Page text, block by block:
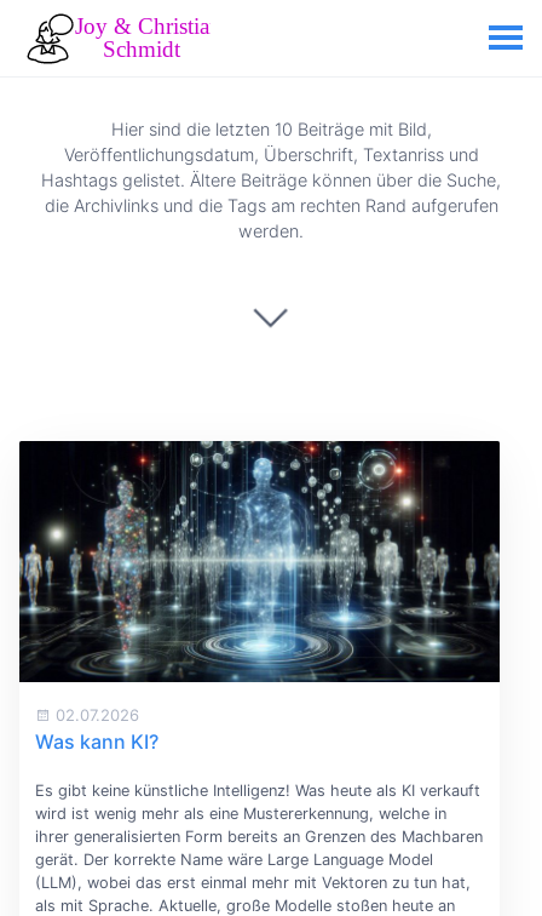
Hier sind die letzten 10 Beiträge mit Bild,
Veröffentlichungsdatum, Überschrift, Textanriss und
Hashtags gelistet. Ältere Beiträge können über die Suche,
die Archivlinks und die Tags am rechten Rand aufgerufen
werden.
02.07.2026
Was kann KI?
Es gibt keine künstliche Intelligenz! Was heute als KI verkauft
wird ist wenig mehr als eine Mustererkennung, welche in
ihrer generalisierten Form bereits an Grenzen des Machbaren
gerät. Der korrekte Name wäre Large Language Model
(LLM), wobei das erst einmal mehr mit Vektoren zu tun hat,
als mit Sprache. Aktuelle, große Modelle stoßen heute an